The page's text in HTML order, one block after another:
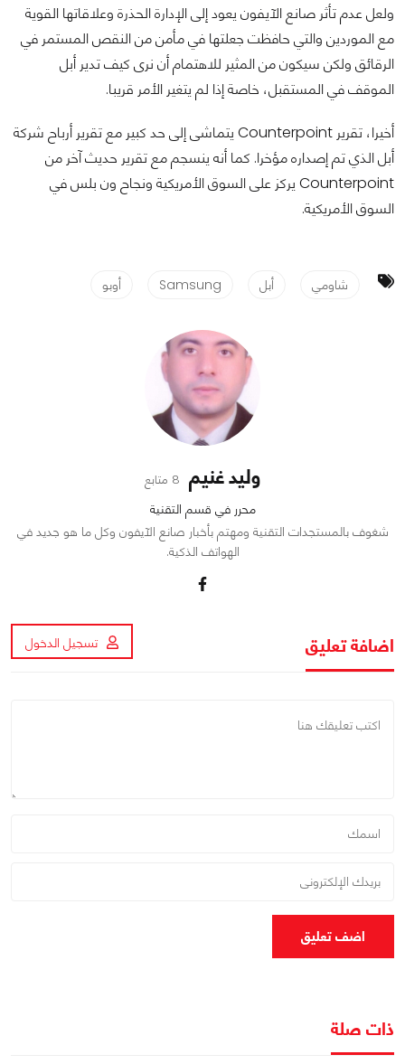
ولعل عدم تأثر صانع الآيفون يعود إلى الإدارة الحذرة وعلاقاتها القوية
مع الموردين والتي حافظت جعلتها في مأمن من النقص المستمر في
الرقائق ولكن سيكون من المثير للاهتمام أن نرى كيف تدير أبل
الموقف في المستقبل، خاصة إذا لم يتغير الأمر قريبا.
أخيرا، تقرير Counterpoint يتماشى إلى حد كبير مع تقرير أرباح شركة
أبل الذي تم إصداره مؤخرا. كما أنه ينسجم مع تقرير حديث آخر من
Counterpoint يركز على السوق الأمريكية ونجاح ون بلس في
السوق الأمريكية.
شاومي أبل Samsung أوبو
وليد غنيم 8 متابع
محرر في قسم التقنية
شغوف بالمستجدات التقنية ومهتم بأخبار صانع الآيفون وكل ما هو جديد في
الهواتف الذكية.
اضافة تعليق تسجيل الدخول
اضف تعليق
ذات صلة